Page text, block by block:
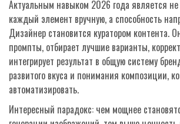
Актуальным навыком 2026 года является не
каждый элемент вручную, а способность
Дизайнер становится куратором контента.
промпты, отбирает лучшие варианты,
интегрирует результат в общую систему
развитого вкуса и понимания композиции,
автоматизировать.
Интересный парадокс: чем мощнее